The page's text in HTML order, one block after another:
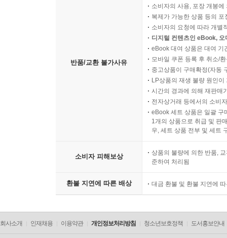
반품/교환 불가사유
소비자의 사용, 포장 개봉
복제가 가능한 상품 등의
소비자의 요청에 따라 개별
디지털 컨텐츠인 eBook,
eBook 대여 상품은 대여 기
모바일 쿠폰 등록 후 취소/
중고상품이 구매확정(자동
LP상품의 재생 불량 원인
시간의 경과에 의해 재판매
전자상거래 등에서의 소비
eBook 세트 상품은 일괄 구
1개의 상품으로 취급 및 판
우, 세트 상품 전부 및 세트
소비자 피해보상
상품의 불량에 의한 반품,
준하여 처리됨
환불 지연에 따른 배상 대금 환불 및 환불 지연에
회사소개 인재채용 이용약관 개인정보처리방침 청소년보호정책 도서홍보안내